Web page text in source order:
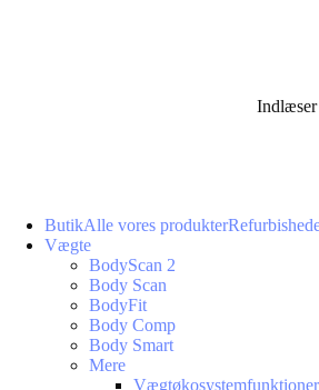
Indlæser
ButikAlle vores produkter
Vægte
BodyScan 2
Body Scan
BodyFit
Body Comp
Body Smart
Mere
Vægtøkosystemfunktioner